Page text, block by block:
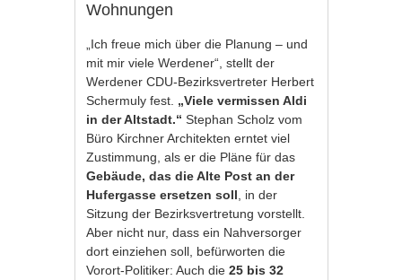
Wohnungen
„Ich freue mich über die Planung – und
mit mir viele Werdener“, stellt der
Werdener CDU-Bezirksvertreter Herbert
Schermuly fest. „Viele vermissen Aldi
in der Altstadt.“ Stephan Scholz vom
Büro Kirchner Architekten erntet viel
Zustimmung, als er die Pläne für das
Gebäude, das die Alte Post an der
Hufergasse ersetzen soll, in der
Sitzung der Bezirksvertretung vorstellt.
Aber nicht nur, dass ein Nahversorger
dort einziehen soll, befürworten die
Vorort-Politiker: Auch die25 bis 32